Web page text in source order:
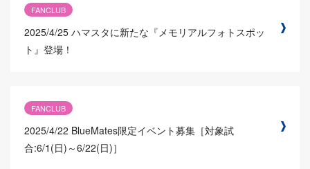
FANCLUB
2025/4/25 ハマスタに新たな『メモリアルフォトスポッ
ト』登場！
FANCLUB
2025/4/22 BlueMates限定イベント募集［対象試
合:6/1(日)～6/22(日)］